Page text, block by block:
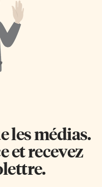
les peuples autochtones.
priorité absolue demeure le
de la pandémie. Pour
la vaccination est le
outil», souligne
la gouverneure
Mary Simon dans le
des priorités du
[…]
les médias.
et recevez